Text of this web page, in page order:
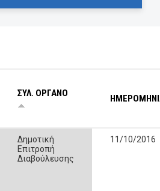
ΣΥΛ. ΟΡΓΑΝΟ
Δημοτική
Επιτροπή
Διαβούλευσης
11/10/2016